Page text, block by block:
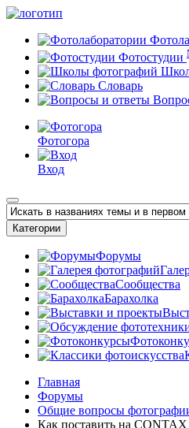
Фотостудии
Словарь
Фотогора
Вход
Категории
Форумы
Сообщества
Барахолка
Главная
Форумы
Общие вопросы
Как поставить на